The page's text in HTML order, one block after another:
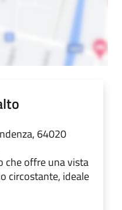
64020
che offre una vista
circostante, ideale